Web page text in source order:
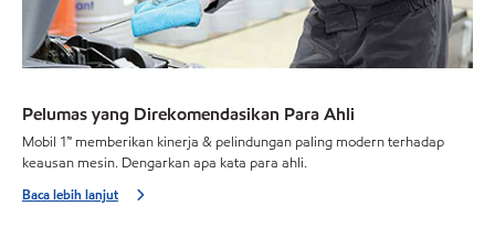
Pelumas yang Direkomendasikan Para Ahli
Mobil 1™ memberikan kinerja & pelindungan paling modern terhadap
keausan mesin. Dengarkan apa kata para ahli.
Baca lebih lanjut